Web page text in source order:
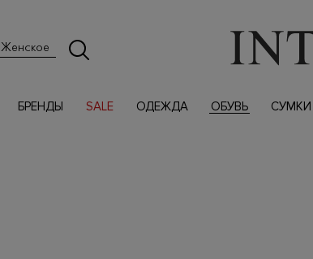
Женское
БРЕНДЫ SALE ОДЕЖДА ОБУВЬ СУМКИ